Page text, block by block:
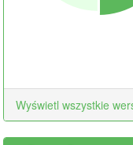
Wyświetl wszystkie